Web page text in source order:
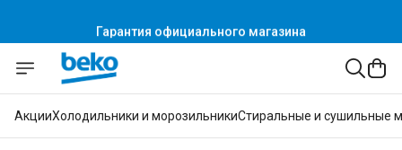
АкцииХолодильники и морозильникиСтиральные и сушильные